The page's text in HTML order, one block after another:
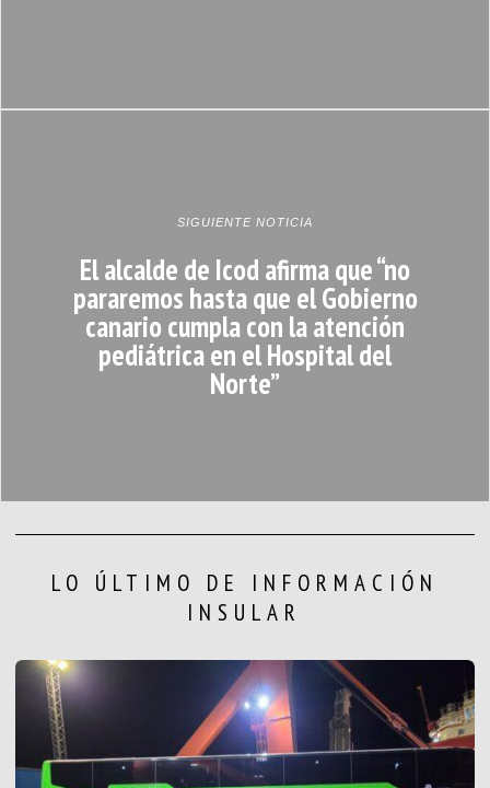
SIGUIENTE NOTICIA
El alcalde de Icod afirma que “no
pararemos hasta que el Gobierno
canario cumpla con la atención
pediátrica en el Hospital del
Norte”
LO ÚLTIMO DE INFORMACIÓN
INSULAR